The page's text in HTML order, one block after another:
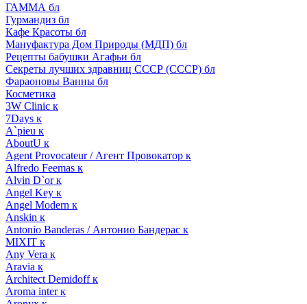
ГАММА бл
Гурмандиз бл
Кафе Красоты бл
Мануфактура Дом Природы (МДП) бл
Рецепты бабушки Агафьи бл
Секреты лучших здравниц СССР (СССР) бл
Фараоновы Ванны бл
Косметика
3W Clinic к
7Days к
A`pieu к
AboutU к
Agent Provocateur / Агент Провокатор к
Alfredo Feemas к
Alvin D`or к
Angel Key к
Angel Modern к
Anskin к
Antonio Banderas / Антонио Бандерас к
MIXIT к
Any Vera к
Aravia к
Architect Demidoff к
Aroma inter к